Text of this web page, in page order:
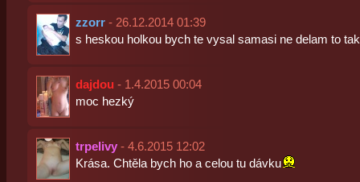
zzorr- 26.12.2014 01:39
s heskou holkou bych te vysal samasi ne delam to
dajdou - 1.4.2015 00:04
moc hezký
trpelivy- 4.6.2015 12:02
Krása. Chtěla bych ho a celou tu dávku